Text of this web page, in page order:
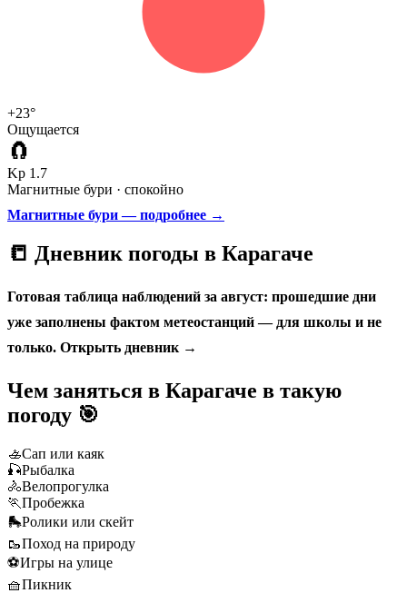
+23°
Ощущается
🧲
Kp 1.7
Магнитные бури · спокойно
Магнитные бури — подробнее →
📒 Дневник погоды в Карагаче
Готовая таблица наблюдений за август: прошедшие дни
уже заполнены фактом метеостанций — для школы и не
только. Открыть дневник →
Чем заняться в Карагаче в такую
погоду 🎯
🚣Сап или каяк
🎣Рыбалка
🚴Велопрогулка
🏃Пробежка
🛼Ролики или скейт
🥾Поход на природу
⚽Игры на улице
🧺Пикник